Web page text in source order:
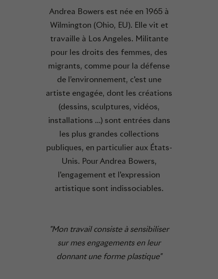
Andrea Bowers est née en 1965 à
Wilmington (Ohio, EU). Elle vit et
travaille à Los Angeles. Militante
pour les droits des femmes, des
migrants, comme pour la défense
de l’environnement, c'est une
artiste engagée, dont les créations
(dessins, sculptures, vidéos,
installations …) sont entrées dans
les plus grandes collections
publiques, en particulier aux États-
Unis. Pour Andrea Bowers,
l'engagement et l'expression
artistique sont indissociables.
"Mon travail consiste à sensibiliser
sur mes engagements en leur
donnant une forme plastique"